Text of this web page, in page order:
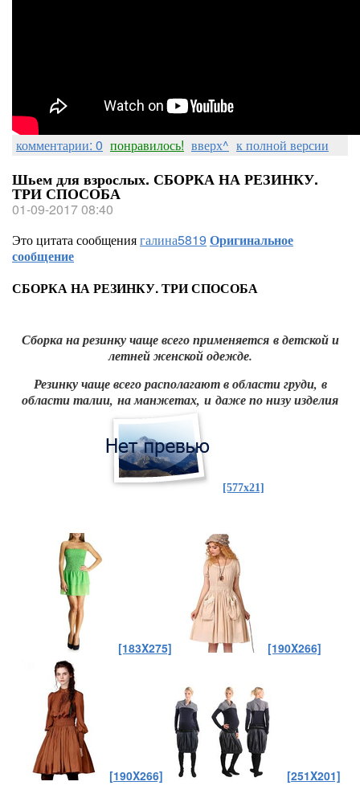
комментарии: 0 понравилось! вверх^ к полной версии
Шьем для взрослых. СБОРКА НА РЕЗИНКУ.
ТРИ СПОСОБА
01-09-2017 08:40
Это цитата сообщениягалина5819 Оригинальное
сообщение
СБОРКА НА РЕЗИНКУ. ТРИ СПОСОБА
Сборка на резинку чаще всего применяется в детской и
летней женской одежде.
Резинку чаще всего располагают в области груди, в
области талии, на манжетах, и даже по низу изделия
[577x21]
[183X275] [190X266]
[190X266] [251X201]